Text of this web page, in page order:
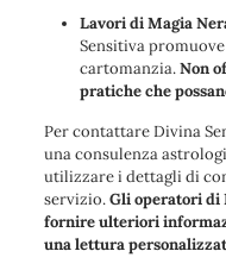
Lavori di Magia
Sensitiva
cartomanzia.Non
pratiche che
Per contattare Divina
una consulenza
utilizzare i dettagli di
servizio.Gli operatori di
fornire ulteriori
una lettura